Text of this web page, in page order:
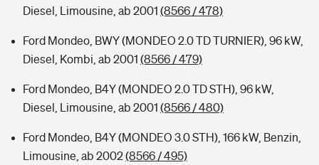
Diesel, Limousine, ab 2001 (8566 / 478)
Ford Mondeo, BWY (MONDEO 2.0 TD TURNIER), 96 kW,
Diesel, Kombi, ab 2001 (8566 / 479)
Ford Mondeo, B4Y (MONDEO 2.0 TD STH), 96 kW,
Diesel, Limousine, ab 2001 (8566 / 480)
Ford Mondeo, B4Y (MONDEO 3.0 STH), 166 kW, Benzin,
Limousine, ab 2002(8566 / 495)